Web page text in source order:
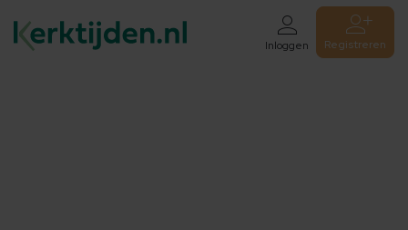
Inloggen Registreren